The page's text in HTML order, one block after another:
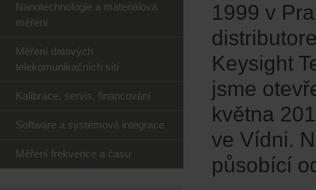
1999 v
Keysight
jsme
května
ve Vídni.
působící
Nanotechnologie a materiálová
měření
Měření datových
telekomunikačních sítí
Kalibrace, servis, financování
Software a systémová integrace
Měření frekvence a času